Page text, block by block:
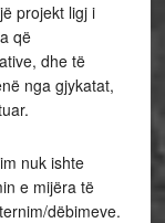
projekt ligj i
që
dhe të
nga gjykatat,
nuk ishte
e mijëra të
dëbimeve.